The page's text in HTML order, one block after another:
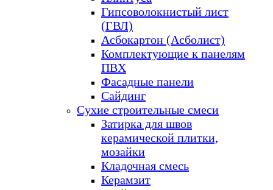
Гипсоволокнистый лист
(ГВЛ)
Асбокартон (Асболист)
Комплектующие к панелям
ПВХ
Фасадные панели
Сайдинг
Сухие строительные смеси
Затирка для швов
керамической плитки,
мозайки
Кладочная смесь
Керамзит